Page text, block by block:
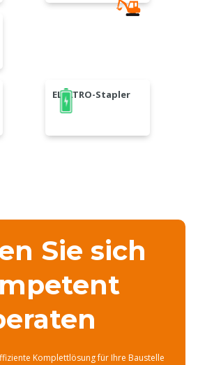
ELEKTRO-Stapler
Sie sich
Komplettlösung für Ihre Baustelle